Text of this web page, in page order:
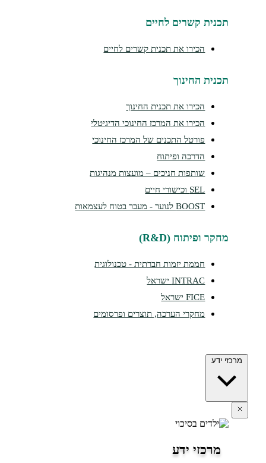
תכנית קשרים לחיים
הכירו את תכנית קשרים לחיים
תכנית החינוך
הכירו את תכנית החינוך
הכירו את המרכז החינוכי הדיגיטלי
פורטל התכנים של המרכז החינוכי
הדרכה ופיתוח
שותפות חניכים – מועצות מנהיגות
SEL וכישורי חיים
BOOST לנוער - מעבר בטוח לעצמאות
מחקר ופיתוח (R&D)
חממת יזמות חברתית - טכנולוגית
INTRAC ישראל
FICE ישראל
מחקרי הערכה, תוצרים ופרסומים
מרכזי ידע
מרכזי ידע